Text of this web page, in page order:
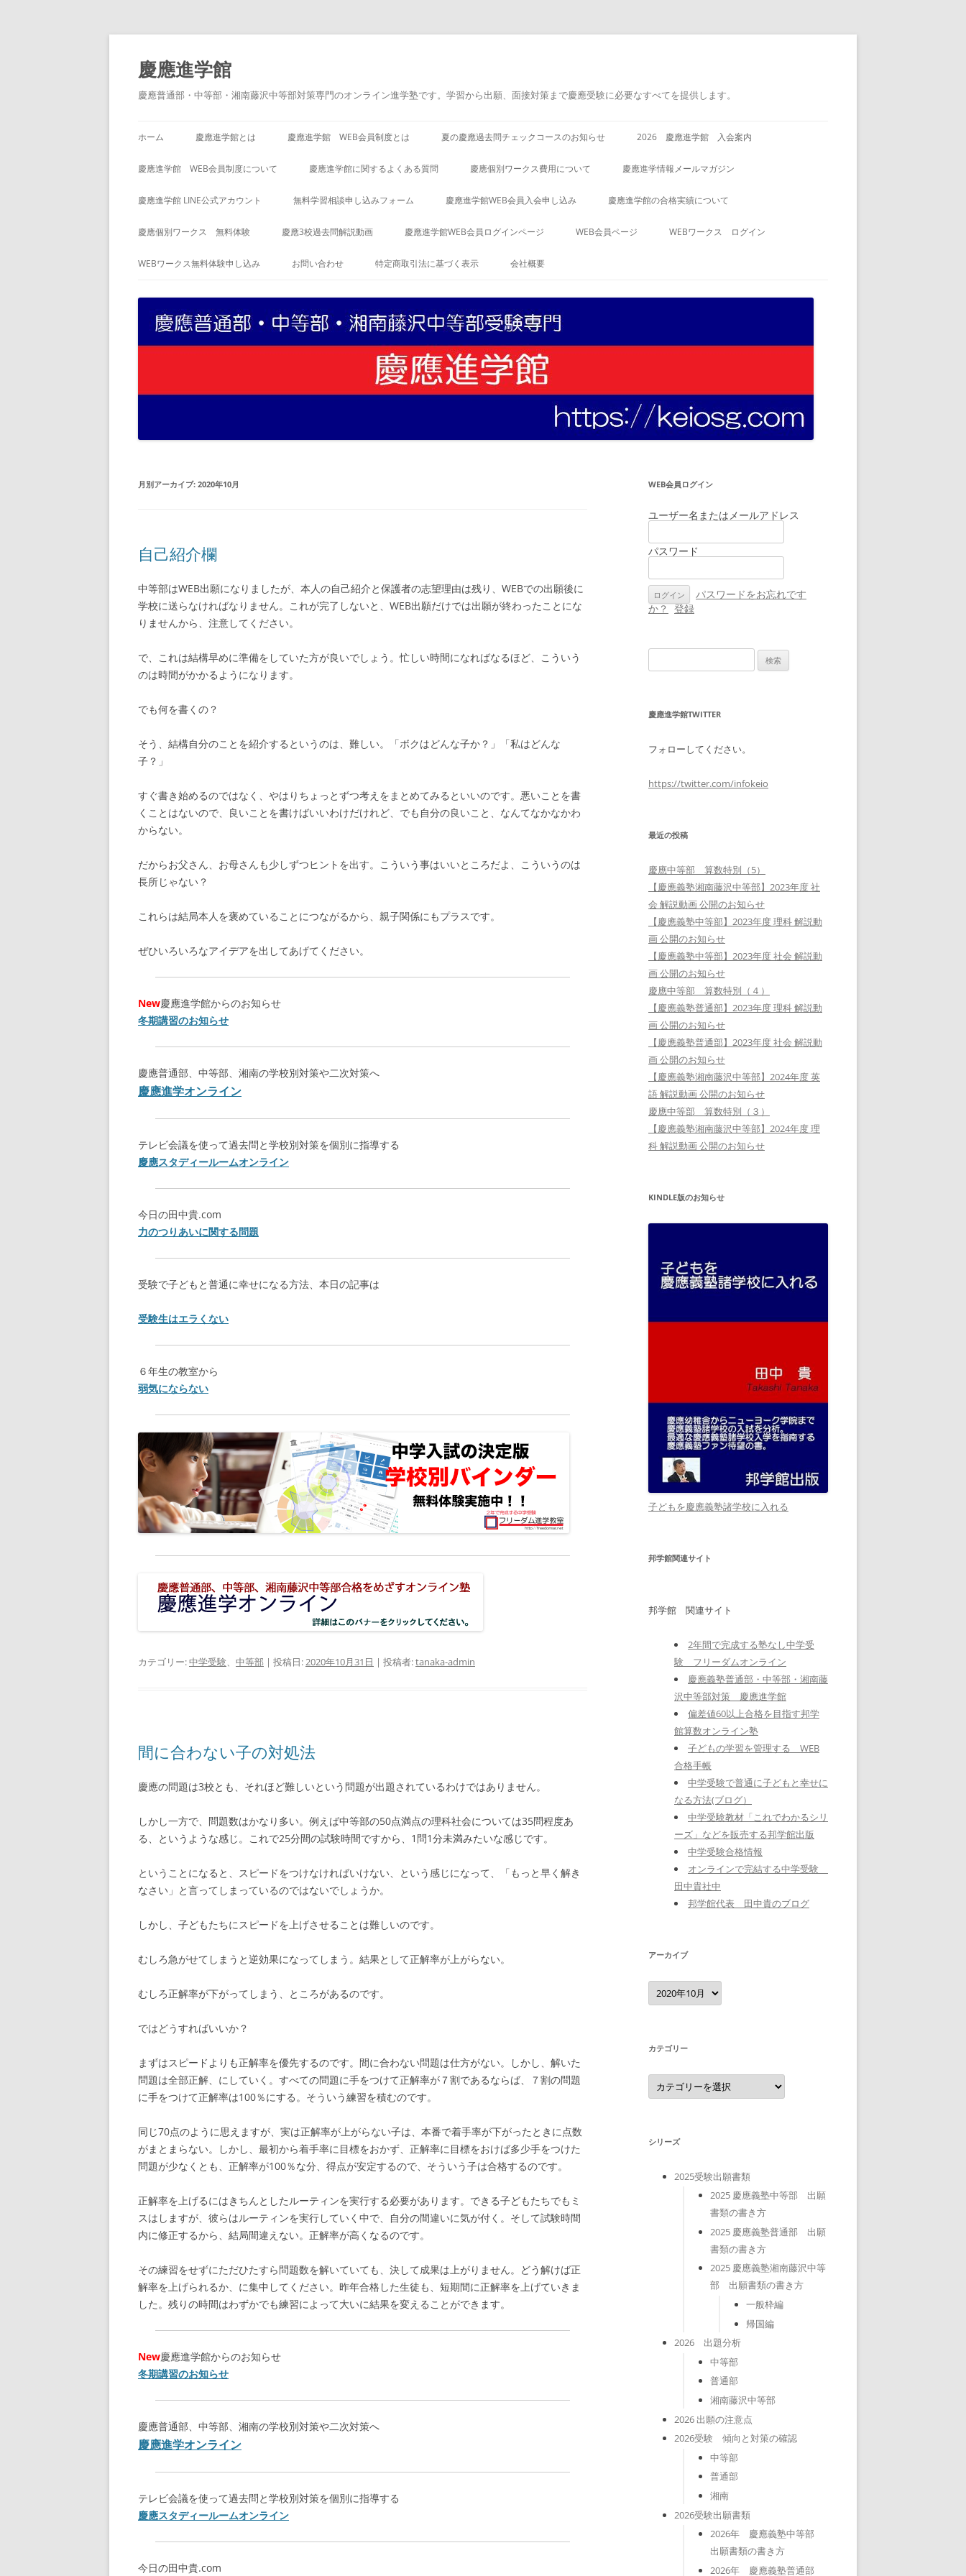
コ
テ
ン
ツ
へ
ス
慶應進学館
慶應普通部・中等部・湘南藤沢中等部対策専門のオンライン進学塾です。学習から出願、面接対策まで慶應受験に必要なすべてを提供します。
ホーム 慶應進学館とは 慶應進学館 WEB会員制度とは 夏の慶應過去問チェックコースのお知らせ 2026 慶應進学館 入会案内
慶應進学館 WEB会員制度について 慶應進学館に関するよくある質問 慶應個別ワークス費用について 慶應進学情報メールマガジン
慶應進学館 LINE公式アカウント 無料学習相談申し込みフォーム 慶應進学館WEB会員入会申し込み 慶應進学館の合格実績について
慶應個別ワークス 無料体験 慶應3校過去問解説動画 慶應進学館WEB会員ログインページ WEB会員ページ WEBワークス ログイン
WEBワークス無料体験申し込み お問い合わせ 特定商取引法に基づく表示 会社概要
月別アーカイブ: 2020年10月
自己紹介欄
中等部はWEB出願になりましたが、本人の自己紹介と保護者の志望理由は残り、WEBでの出願後に
学校に送らなければなりません。これが完了しないと、WEB出願だけでは出願が終わったことにな
りませんから、注意してください。
で、これは結構早めに準備をしていた方が良いでしょう。忙しい時間になればなるほど、こういう
のは時間がかかるようになります。
でも何を書くの？
そう、結構自分のことを紹介するというのは、難しい。「ボクはどんな子か？」「私はどんな
子？」
すぐ書き始めるのではなく、やはりちょっとずつ考えをまとめてみるといいのです。悪いことを書
くことはないので、良いことを書けばいいわけだけれど、でも自分の良いこと、なんてなかなかわ
からない。
だからお父さん、お母さんも少しずつヒントを出す。こういう事はいいところだよ、こういうのは
長所じゃない？
これらは結局本人を褒めていることにつながるから、親子関係にもプラスです。
ぜひいろいろなアイデアを出してあげてください。
New慶應進学館からのお知らせ
冬期講習のお知らせ
慶應普通部、中等部、湘南の学校別対策や二次対策へ
慶應進学オンライン
テレビ会議を使って過去問と学校別対策を個別に指導する
慶應スタディールームオンライン
今日の田中貴.com
力のつりあいに関する問題
受験で子どもと普通に幸せになる方法、本日の記事は
受験生はエラくない
６年生の教室から
弱気にならない
カテゴリー:中学受験、 中等部 | 投稿日:2020年10月31日 | 投稿者:tanaka-admin
間に合わない子の対処法
慶應の問題は3校とも、それほど難しいという問題が出題されているわけではありません。
しかし一方で、問題数はかなり多い。例えば中等部の50点満点の理科社会については35問程度あ
る、というような感じ。これで25分間の試験時間ですから、1問1分未満みたいな感じです。
ということになると、スピードをつけなければいけない、という感じになって、「もっと早く解き
なさい」と言ってしまっているのではないでしょうか。
しかし、子どもたちにスピードを上げさせることは難しいのです。
むしろ急がせてしまうと逆効果になってしまう。結果として正解率が上がらない。
むしろ正解率が下がってしまう、ところがあるのです。
ではどうすればいいか？
まずはスピードよりも正解率を優先するのです。間に合わない問題は仕方がない。しかし、解いた
問題は全部正解、にしていく。すべての問題に手をつけて正解率が７割であるならば、７割の問題
に手をつけて正解率は100％にする。そういう練習を積むのです。
同じ70点のように思えますが、実は正解率が上がらない子は、本番で着手率が下がったときに点数
がまとまらない。しかし、最初から着手率に目標をおかず、正解率に目標をおけば多少手をつけた
問題が少なくとも、正解率が100％な分、得点が安定するので、そういう子は合格するのです。
正解率を上げるにはきちんとしたルーティンを実行する必要があります。できる子どもたちでもミ
スはしますが、彼らはルーティンを実行していく中で、自分の間違いに気が付く。そして試験時間
内に修正するから、結局間違えない。正解率が高くなるのです。
その練習をせずにただひたすら問題数を解いていても、決して成果は上がりません。どう解けば正
解率を上げられるか、に集中してください。昨年合格した生徒も、短期間に正解率を上げていきま
した。残りの時間はわずかでも練習によって大いに結果を変えることができます。
New慶應進学館からのお知らせ
冬期講習のお知らせ
慶應普通部、中等部、湘南の学校別対策や二次対策へ
慶應進学オンライン
テレビ会議を使って過去問と学校別対策を個別に指導する
慶應スタディールームオンライン
今日の田中貴.com
WEB会員ログイン
ユーザー名またはメールアドレス
パスワード
パスワードをお忘れです
か？ 登録
索:
慶應進学館TWITTER
フォローしてください。
https://twitter.com/infokeio
最近の投稿
慶應中等部 算数特別（5）
【慶應義塾湘南藤沢中等部】2023年度 社
会 解説動画 公開のお知らせ
【慶應義塾中等部】2023年度 理科 解説動
画 公開のお知らせ
【慶應義塾中等部】2023年度 社会 解説動
画 公開のお知らせ
慶應中等部 算数特別（４）
【慶應義塾普通部】2023年度 理科 解説動
画 公開のお知らせ
【慶應義塾普通部】2023年度 社会 解説動
画 公開のお知らせ
【慶應義塾湘南藤沢中等部】2024年度 英
語 解説動画 公開のお知らせ
慶應中等部 算数特別（３）
【慶應義塾湘南藤沢中等部】2024年度 理
科 解説動画 公開のお知らせ
KINDLE版のお知らせ
子どもを慶應義塾諸学校に入れる
邦学館関連サイト
邦学館 関連サイト
2年間で完成する塾なし中学受
験 フリーダムオンライン
慶應義塾普通部・中等部・湘南藤
沢中等部対策 慶應進学館
偏差値60以上合格を目指す邦学
館算数オンライン塾
子どもの学習を管理する WEB
合格手帳
中学受験で普通に子どもと幸せに
なる方法(ブログ）
中学受験教材「これでわかるシリ
ーズ」などを販売する邦学館出版
中学受験合格情報
オンラインで完結する中学受験
田中貴社中
邦学館代表 田中貴のブログ
アーカイブ
ア
ー
カ
カテゴリー
カ
テ
ゴ
シリーズ
2025受験出願書類
2025 慶應義塾中等部 出願
書類の書き方
2025 慶應義塾普通部 出願
書類の書き方
2025 慶應義塾湘南藤沢中等
部 出願書類の書き方
一般枠編
帰国編
2026 出題分析
中等部
普通部
湘南藤沢中等部
2026 出願の注意点
2026受験 傾向と対策の確認
中等部
普通部
湘南
2026受験出願書類
2026年 慶應義塾中等部
出願書類の書き方
2026年 慶應義塾普通部